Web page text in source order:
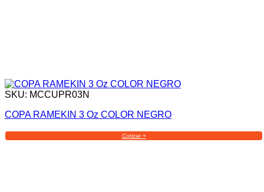
SKU: MCCUPR03N
COPA RAMEKIN 3 Oz COLOR NEGRO
Cotizar +